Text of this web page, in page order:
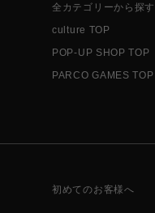
全カテゴリーから探す
culture TOP
POP-UP SHOP TOP
PARCO GAMES TOP
初めてのお客様へ